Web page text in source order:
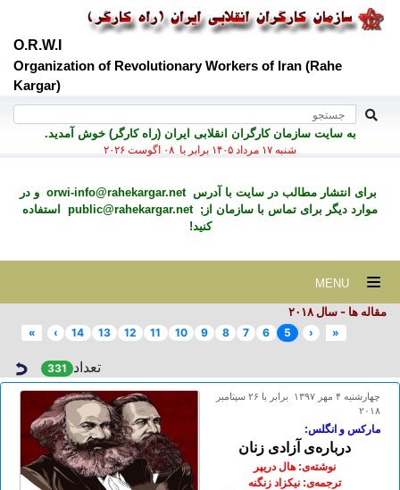
O.R.W.I
Organization of Revolutionary Workers of Iran (Rahe
Kargar)
به سايت سازمان کارگران انقلابی ايران (راه کارگر) خوش آمديد.
شنبه ۱۷ مرداد ۱۴۰۵ برابر با ۰۸ اگوست ۲۰۲۶
برای انتشار مطالب در سايت با آدرسorwi-info@rahekargar.net و در
موارد ديگر برای تماس با سازمان از;public@rahekargar.net
استفاده
کنید!
مقاله ها - سال ۲٠۱۸
«
‹
5
6
7
8
9
10
11
12
13
14
›
»
تعداد 331
چهارشنبه ۴ مهر ۱۳۹۷ برابر با ۲۶ سپتامبر
۲۰۱۸
مارکس و انگلس:
درباره‌ی آزادی زنان
نوشته‌ی: هال دریپر
ترجمه‌ی: نیکزاد زنگنه